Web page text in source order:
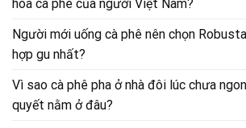
hóa cà phê của người Việt Nam?
Người mới uống cà phê nên chọn
hợp gu nhất?
Vì sao cà phê pha ở nhà đôi lúc chưa
quyết nằm ở đâu?